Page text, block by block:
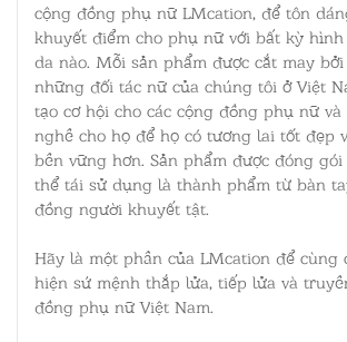
cộng đồng phụ nữ LMcation, để tôn
khuyết điểm cho phụ nữ với bất kỳ
da nào. Mỗi sản phẩm được cắt may
những đối tác nữ của chúng tôi ở Việt
tạo cơ hội cho các cộng đồng phụ nữ
nghề cho họ để họ có tương lai tốt đẹp
bền vững hơn. Sản phẩm được đóng
thể tái sử dụng là thành phẩm từ bàn
đồng người khuyết tật.
Hãy là một phần của LMcation để cùng
hiện sứ mệnh thắp lửa, tiếp lửa và
đồng phụ nữ Việt Nam.